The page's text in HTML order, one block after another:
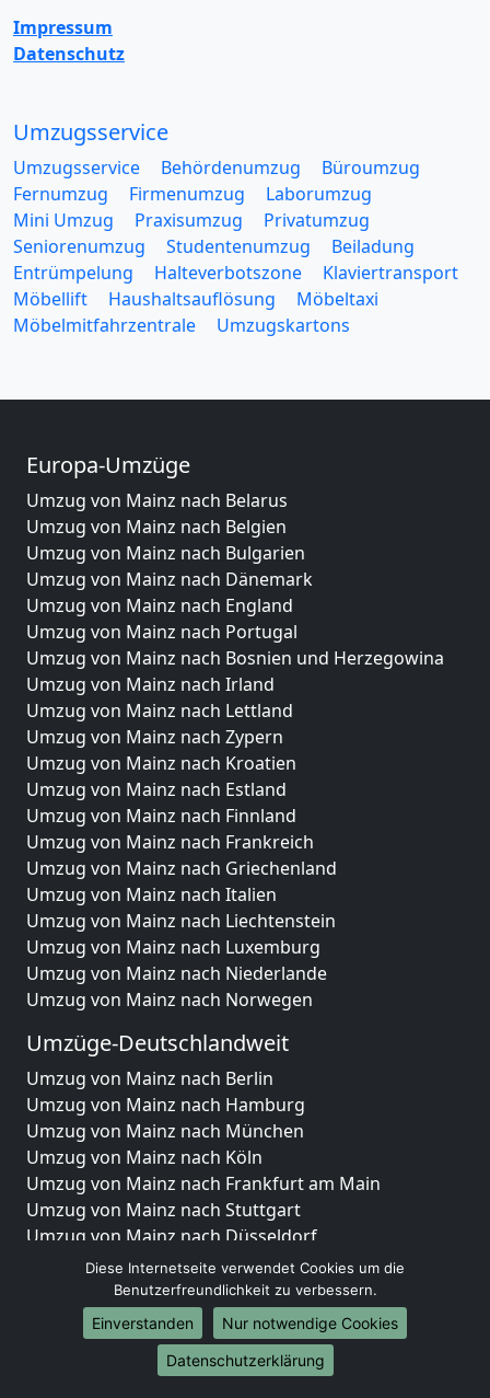
Impressum
Datenschutz
Umzugsservice
Umzugsservice Behördenumzug
Büroumzug
Fernumzug
Firmenumzug
Laborumzug
Mini Umzug
Praxisumzug
Privatumzug
Seniorenumzug
Studentenumzug
Beiladung
Entrümpelung
Halteverbotszone
Klaviertransport
Möbellift
Haushaltsauflösung
Möbeltaxi
Möbelmitfahrzentrale
Umzugskartons
Europa-Umzüge
Umzug von Mainz nach Belarus
Umzug von Mainz nach Belgien
Umzug von Mainz nach Bulgarien
Umzug von Mainz nach Dänemark
Umzug von Mainz nach England
Umzug von Mainz nach Portugal
Umzug von Mainz nach Bosnien und Herzegowina
Umzug von Mainz nach Irland
Umzug von Mainz nach Lettland
Umzug von Mainz nach Zypern
Umzug von Mainz nach Kroatien
Umzug von Mainz nach Estland
Umzug von Mainz nach Finnland
Umzug von Mainz nach Frankreich
Umzug von Mainz nach Griechenland
Umzug von Mainz nach Italien
Umzug von Mainz nach Liechtenstein
Umzug von Mainz nach Luxemburg
Umzug von Mainz nach Niederlande
Umzug von Mainz nach Norwegen
Umzüge-Deutschlandweit
Umzug von Mainz nach Berlin
Umzug von Mainz nach Hamburg
Umzug von Mainz nach München
Umzug von Mainz nach Köln
Umzug von Mainz nach Frankfurt am Main
Umzug von Mainz nach Stuttgart
Umzug von Mainz nach Düsseldorf
Umzug von Mainz nach Leipzig
Umzug von Mainz nach Dortmund
Umzug von Mainz nach Essen
Umzug von Mainz nach Bremen
Umzug von Mainz nach Dresden
Diese Internetseite verwendet Cookies um die
Benutzerfreundlichkeit zu verbessern.
Einverstanden
Nur notwendige Cookies
Datenschutzerklärung